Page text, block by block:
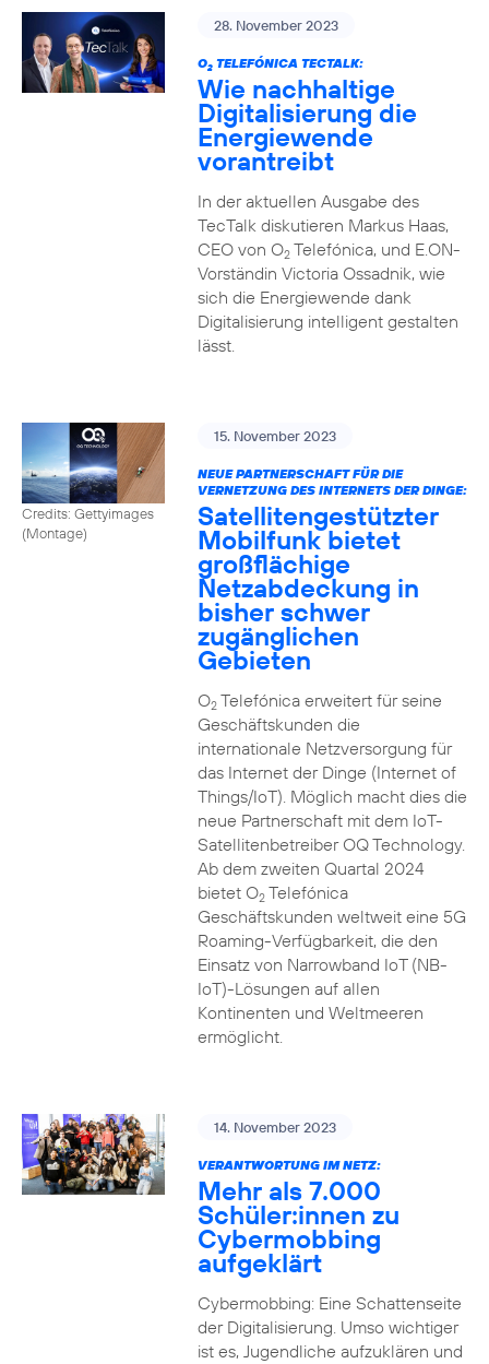
28. November 2023
O2TELEFÓNICA TECTALK:
Wie nachhaltige
Digitalisierung die
Energiewende
vorantreibt
In der aktuellen Ausgabe des
TecTalk diskutieren Markus Haas,
CEO von O2Telefónica, und E.ON-
Vorständin Victoria Ossadnik, wie
sich die Energiewende dank
Digitalisierung intelligent gestalten
lässt.
Credits: Gettyimages
(Montage)
15. November 2023
NEUE PARTNERSCHAFT FÜR DIE
VERNETZUNG DES INTERNETS DER DINGE:
Satellitengestützter
Mobilfunk bietet
großflächige
Netzabdeckung in
bisher schwer
zugänglichen
Gebieten
O2Telefónica erweitert für seine
Geschäftskunden die
internationale Netzversorgung für
das Internet der Dinge (Internet of
Things/IoT). Möglich macht dies die
neue Partnerschaft mit dem IoT-
Satellitenbetreiber OQ Technology.
Ab dem zweiten Quartal 2024
bietet O2Telefónica
Geschäftskunden weltweit eine 5G
Roaming-Verfügbarkeit, die den
Einsatz von Narrowband IoT (NB-
IoT)-Lösungen auf allen
Kontinenten und Weltmeeren
ermöglicht.
14. November 2023
VERANTWORTUNG IM NETZ:
Mehr als 7.000
Schüler:innen zu
Cybermobbing
aufgeklärt
Cybermobbing: Eine Schattenseite
der Digitalisierung. Umso wichtiger
ist es, Jugendliche aufzuklären und